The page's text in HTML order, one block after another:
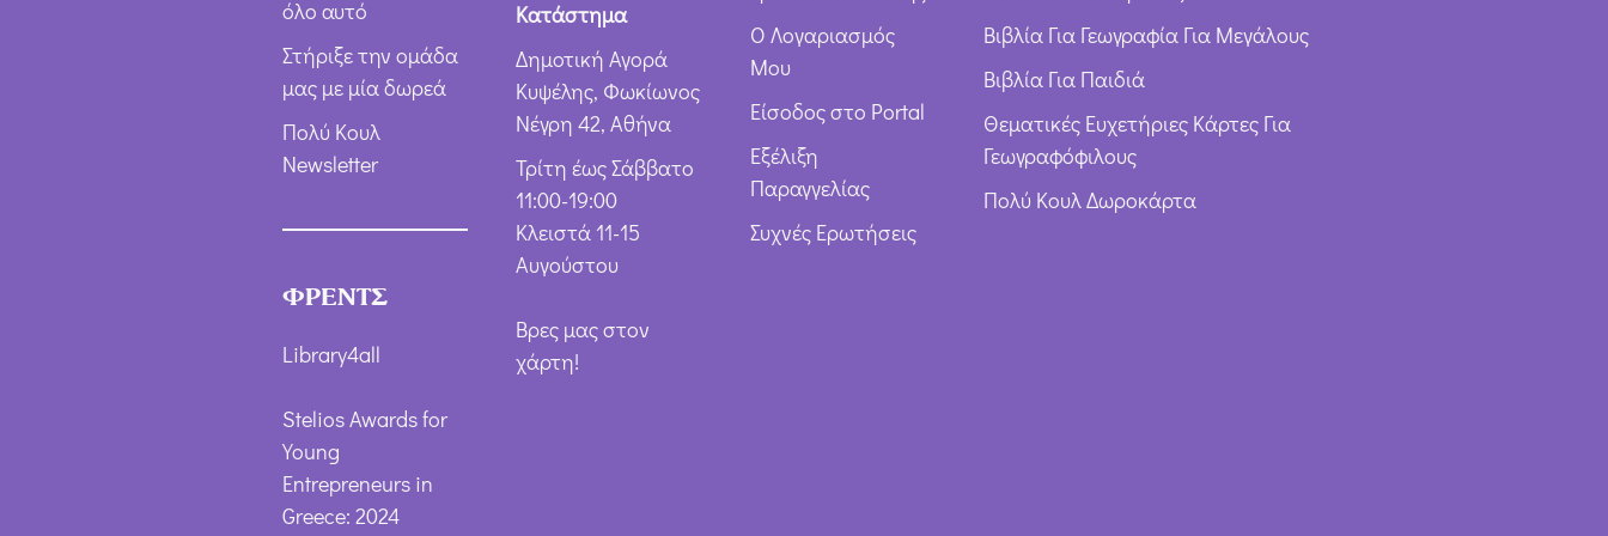
όλο αυτό
Στήριξε την ομάδα
μας με μία δωρεά
Πολύ Κουλ
Newsletter
ΦΡΕΝΤΣ
Library4all
Stelios Awards for
Young
Entrepreneurs in
Greece: 2024
Κατάστημα
Δημοτική Αγορά
Κυψέλης, Φωκίωνος
Νέγρη 42, Αθήνα
Τρίτη έως Σάββατο
11:00-19:00
Κλειστά 11-15
Αυγούστου
Βρες μας στον
χάρτη!
Ο Λογαριασμός
Μου
Είσοδος στο Portal
Εξέλιξη
Παραγγελίας
Συχνές Ερωτήσεις
Βιβλία Για Γεωγραφία Για Μεγάλους
Βιβλία Για Παιδιά
Θεματικές Ευχετήριες Κάρτες Για
Γεωγραφόφιλους
Πολύ Κουλ Δωροκάρτα